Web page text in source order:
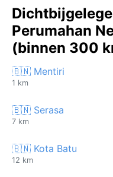
Perumahan
(binnen 300
🇧🇳 Mentiri
1 km
🇧🇳 Serasa
7 km
🇧🇳 Kota Batu
12 km